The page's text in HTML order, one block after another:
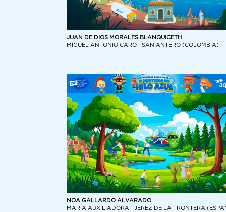
JUAN DE DIOS MORALES BLANQUICETH
MIGUEL ANTONIO CARO - SAN ANTERO (COLOMBIA)
NOA GALLARDO ALVARADO
MARÍA AUXILIADORA - JEREZ DE LA FRONTERA